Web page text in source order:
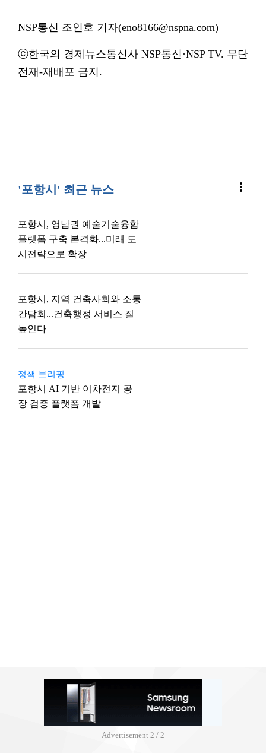
NSP통신 조인호 기자(eno8166@nspna.com)
ⓒ한국의 경제뉴스통신사 NSP통신·NSP TV. 무단
전재-재배포 금지.
'포항시' 최근 뉴스 more_vert
포항시, 영남권 예술기술융합
플랫폼 구축 본격화...미래 도
시전략으로 확장
포항시, 지역 건축사회와 소통
간담회...건축행정 서비스 질
높인다
정책 브리핑
포항시 AI 기반 이차전지 공
장 검증 플랫폼 개발
Advertisement 2 / 2